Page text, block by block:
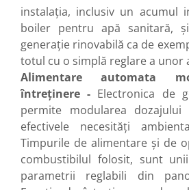
instalaţia, inclusiv un acumul
boiler pentru apă sanitară,
generaţie rinovabilă ca de
totul cu o simplă reglare a
Alimentare automata
întreţinere - Electronica de
permite modularea dozajului
efectivele necesităţi
Timpurile de alimentare şi de
combustibilul folosit, sunt
parametrii reglabili din